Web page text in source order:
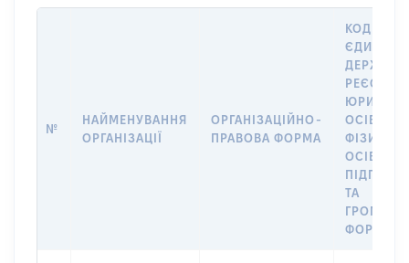
№
НАЙМЕНУВАННЯ
ОРГАНІЗАЦІЇ
ОРГАНІЗАЦІЙНО-
ПРАВОВА ФОРМА
КОД В
РЕЄСТРІ
ОСІБ,
ОСІБ –
ТА